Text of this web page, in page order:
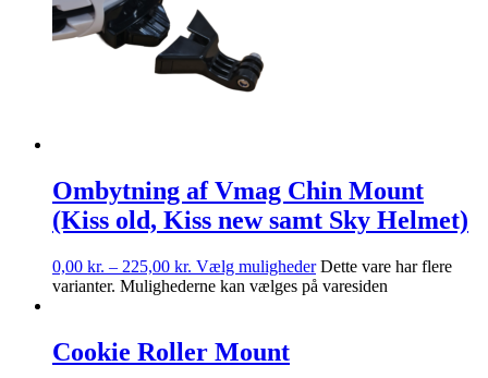
Ombytning af Vmag Chin Mount
(Kiss old, Kiss new samt Sky Helmet)
0,00 kr. – 225,00 kr. Vælg muligheder Dette vare har flere
varianter. Mulighederne kan vælges på varesiden
Cookie Roller Mount